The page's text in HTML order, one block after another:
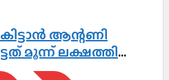
ആന്റണി
മൂന്ന് ലക്ഷത്തി